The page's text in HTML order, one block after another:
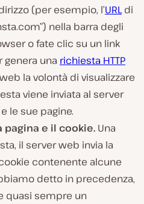
(per esempio, l’URLdi
nella barra degli
o fate clic su un link
una richiesta HTTP
la volontà di visualizzare
viene inviata al server
e le sue pagine.
pagina e il cookie. Una
il server web invia la
contenente alcune
detto in precedenza,
quasi sempre un